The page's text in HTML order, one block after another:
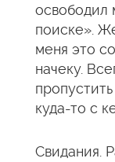
освободил
поиске».
меня это
начеку.
куда-то с
Свидания.